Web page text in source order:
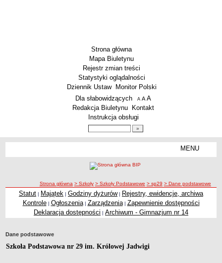
Strona główna
Mapa Biuletynu
Rejestr zmian treści
Statystyki oglądalności
Dziennik Ustaw
Monitor Polski
Menu dodatkowe
Dla słabowidzących A pomniejsz czcionkę
A standardowy rozmiar czcionki
A
Redakcja Biuletynu
Kontakt
Instrukcja obsługi
MENU
Zespoły Szkół
Techniczne Zakłady Naukowe
Przedszkola Miejskie
ARCHIWUM SZKÓŁ I PLACÓWEK
ścieżka nawigacji
Strona główna > Szkoły > Szkoły Podstawowe > sp29 > Dane podstawowe
Statut | Majątek | Godziny dyżurów| Rejestry, ewidencje, archiwa
Kontrole| Ogłoszenia| Zarządzenia| Zapewnienie dostępności
Deklaracja dostępności | Archiwum - Gimnazjum nr 14
Dane podstawowe
Szkoła Podstawowa nr 29 im. Królowej Jadwigi